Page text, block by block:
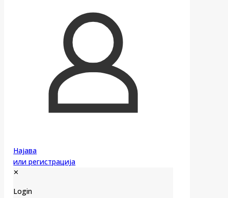
Најава
или регистрација
✕
Login